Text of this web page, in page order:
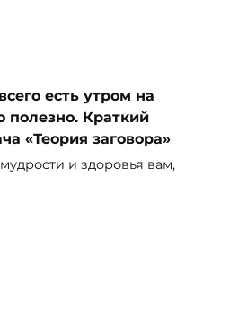
есть утром на
полезно. Краткий
«Теория заговора»
и здоровья вам,